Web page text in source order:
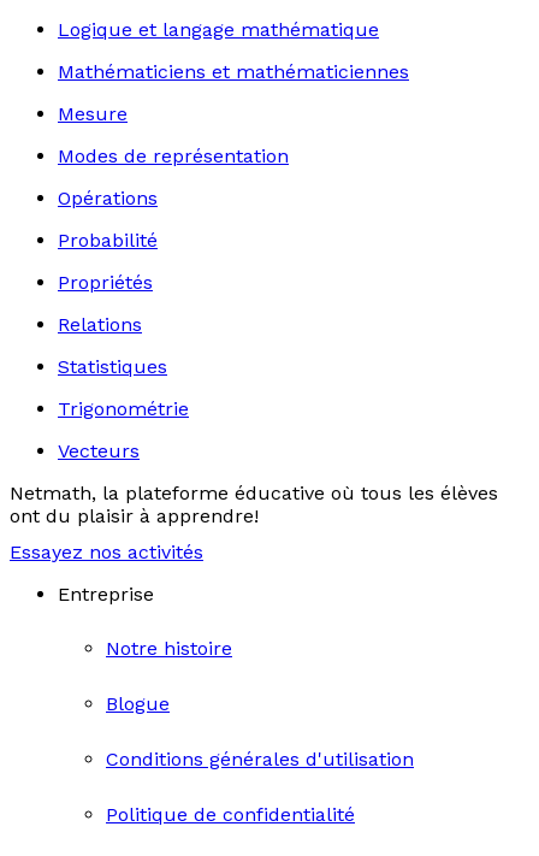
Logique et langage mathématique
Mathématiciens et mathématiciennes
Mesure
Modes de représentation
Opérations
Probabilité
Propriétés
Relations
Statistiques
Trigonométrie
Vecteurs
Netmath, la plateforme éducative où tous les élèves
ont du plaisir à apprendre!
Essayez nos activités
Entreprise
Notre histoire
Blogue
Conditions générales d'utilisation
Politique de confidentialité